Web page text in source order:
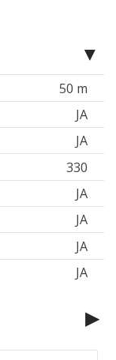
50 m
JA
JA
330
JA
JA
JA
JA